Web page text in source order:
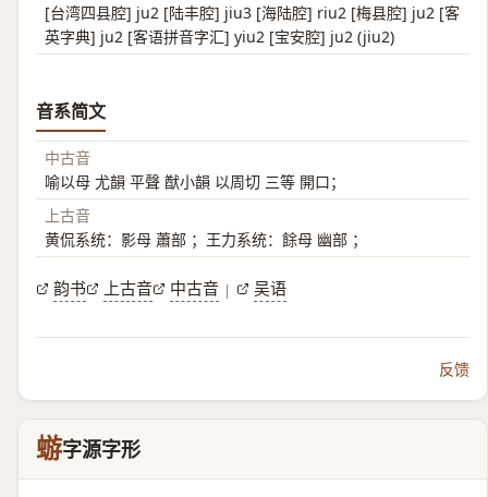
[台湾四县腔] ju2 [陆丰腔] jiu3 [海陆腔] riu2 [梅县腔] ju2 [客
英字典] ju2 [客语拼音字汇] yiu2 [宝安腔] ju2 (jiu2)
音系简文
中古音
喻以母 尤韻 平聲 猷小韻 以周切 三等 開口；
上古音
黄侃系统：影母 蕭部 ；王力系统：餘母 幽部 ；
韵书 上古音 中古音 | 吴语
反馈
蝣字源字形